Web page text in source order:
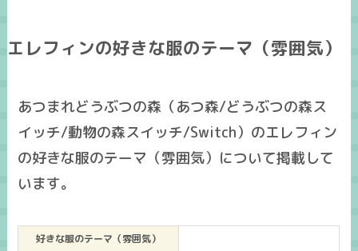
エレフィンの好きな服のテーマ（雰囲気）
あつまれどうぶつの森（あつ森/どうぶつの森ス
イッチ/動物の森スイッチ/Switch）のエレフィン
の好きな服のテーマ（雰囲気）について掲載して
います。
好きな服のテーマ（雰囲気）